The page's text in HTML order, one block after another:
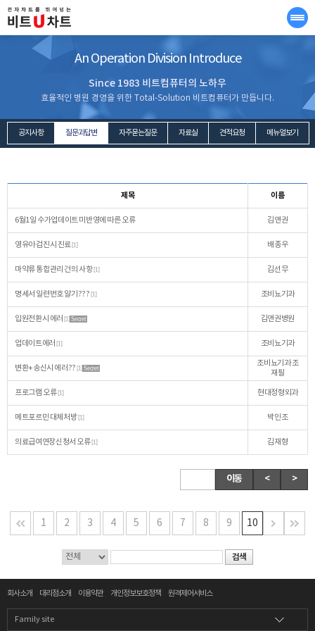
An Operation Division Introduce
Since 1983 비트컴퓨터의 노하우
효율적인 병원 경영을 위한 Total-Solution 비트컴퓨터가 만듭니다.
공지사항 질문과답변 자주묻는질문 자료실 견적요청 메뉴얼보기
제목 이름
6월1일 수가업데이트 미반영에 따른 오류 김앤권
영유아 검진시 진료 [1] 배종우
마약류 통합관리 건의 사항 [1] 김선무
명세서 일련번호 알기??? [1] 조비뇨기과
입원전환시 에러 [1] Secret 김앤권병원
업데이트에러 [1] 조비뇨기과
변환+송신시 에러?? [1] Secret
조비뇨기과 조
재필
프로그램 오류 [1] 현대정형외과
메트포르민 대체처방 [1] 박인조
의료급여연장신청서 오류 [1] 김재형
이동 < >
1 2 3 4 5 6 7 8 9 10
회사소개 대리점소개 이용약관 개인정보보호정책 원격제어서비스
Family site